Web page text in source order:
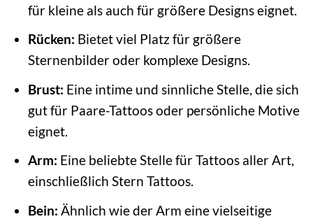
für kleine als auch für größere Designs eignet.
Rücken: Bietet viel Platz für größere
Sternenbilder oder komplexe Designs.
Brust: Eine intime und sinnliche Stelle, die sich
gut für Paare-Tattoos oder persönliche Motive
eignet.
Arm: Eine beliebte Stelle für Tattoos aller Art,
einschließlich Stern Tattoos.
Bein: Ähnlich wie der Arm eine vielseitige